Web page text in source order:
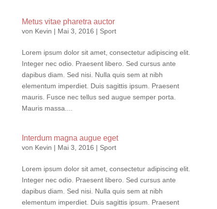
Metus vitae pharetra auctor
von Kevin | Mai 3, 2016 | Sport
Lorem ipsum dolor sit amet, consectetur adipiscing elit.
Integer nec odio. Praesent libero. Sed cursus ante
dapibus diam. Sed nisi. Nulla quis sem at nibh
elementum imperdiet. Duis sagittis ipsum. Praesent
mauris. Fusce nec tellus sed augue semper porta.
Mauris massa....
Interdum magna augue eget
von Kevin | Mai 3, 2016 | Sport
Lorem ipsum dolor sit amet, consectetur adipiscing elit.
Integer nec odio. Praesent libero. Sed cursus ante
dapibus diam. Sed nisi. Nulla quis sem at nibh
elementum imperdiet. Duis sagittis ipsum. Praesent